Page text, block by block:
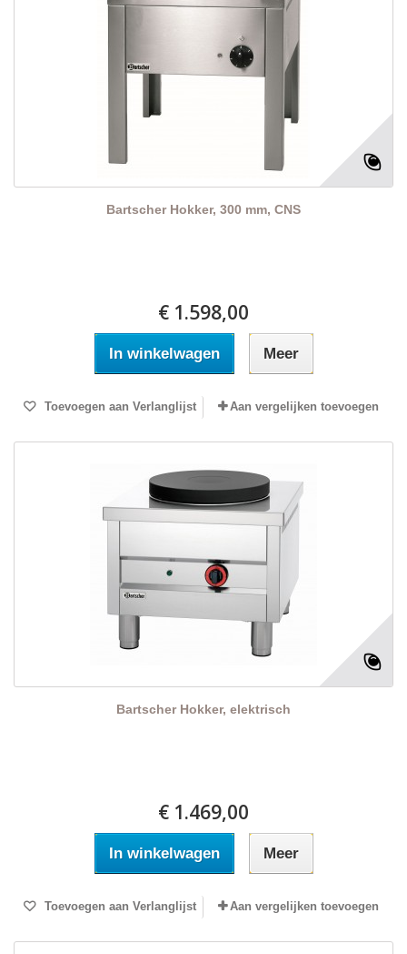
Bartscher Hokker, 300 mm, CNS
€ 1.598,00
In winkelwagen Meer
Toevoegen aan Verlanglijst Aan vergelijken toevoegen
Bartscher Hokker, elektrisch
€ 1.469,00
In winkelwagen Meer
Toevoegen aan Verlanglijst Aan vergelijken toevoegen